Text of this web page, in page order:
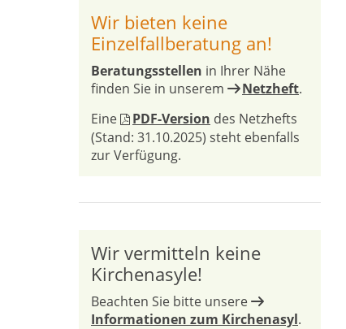
Wir bieten keine
Einzelfallberatung an!
Beratungsstellen in Ihrer Nähe
finden Sie in unserem
Netzheft.
Eine
PDF-Version des Netzhefts
(Stand: 31.10.2025) steht ebenfalls
zur Verfügung.
Wir vermitteln keine
Kirchenasyle!
Beachten Sie bitte unsere
Informationen zum Kirchenasyl.